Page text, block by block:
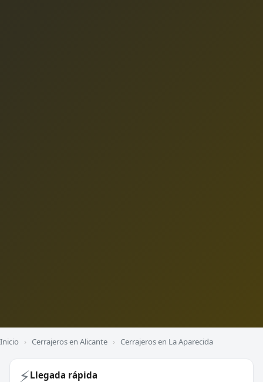
Inicio › Cerrajeros en Alicante › Cerrajeros en La Aparecida
⚡Llegada rápida